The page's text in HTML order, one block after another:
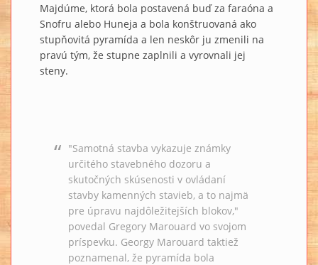
Majdúme, ktorá bola postavená buď za faraóna a
Snofru alebo Huneja a bola konštruovaná ako
stupňovitá pyramída a len neskôr ju zmenili na
pravú tým, že stupne zaplnili a vyrovnali jej
steny.
"Samotná stavba vykazuje známky
určitého stavebného dozoru a
skutočných skúsenosti v ovládaní
stavby kamenných stavieb, a to najmä
pre úpravu najdôležitejších blokov,"
povedal Gregory Marouard vo svojom
príspevku. Georgy Marouard taktiež
poznamenal, že pyramída bola